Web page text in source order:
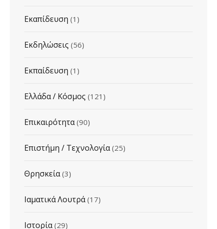
Εκαπίδευση (1)
Εκδηλώσεις (56)
Εκπαίδευση (1)
Ελλάδα / Κόσμος (121)
Επικαιρότητα (90)
Επιστήμη / Τεχνολογία (25)
Θρησκεία (3)
Ιαματικά Λουτρά (17)
Ιστορία (29)